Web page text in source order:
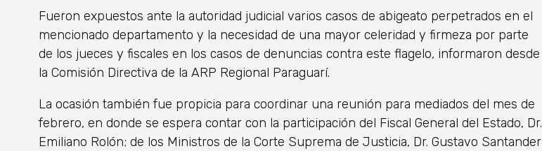
Fueron expuestos ante la autoridad judicial varios casos de abigeato perpetrados en el
mencionado departamento y la necesidad de una mayor celeridad y firmeza por parte
de los jueces y fiscales en los casos de denuncias contra este flagelo, informaron desde
la Comisión Directiva de la ARP Regional Paraguarí.
La ocasión también fue propicia para coordinar una reunión para mediados del mes de
febrero, en donde se espera contar con la participación del Fiscal General del Estado, Dr.
Emiliano Rolón; de los Ministros de la Corte Suprema de Justicia, Dr. Gustavo Santander